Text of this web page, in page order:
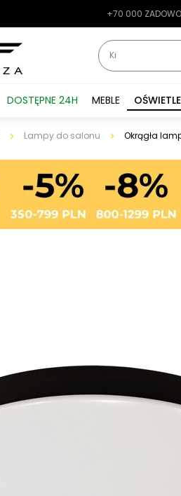
-7%
+70 000
DOSTĘPNE 24H MEBLE
Lampy do salonu Okrągła